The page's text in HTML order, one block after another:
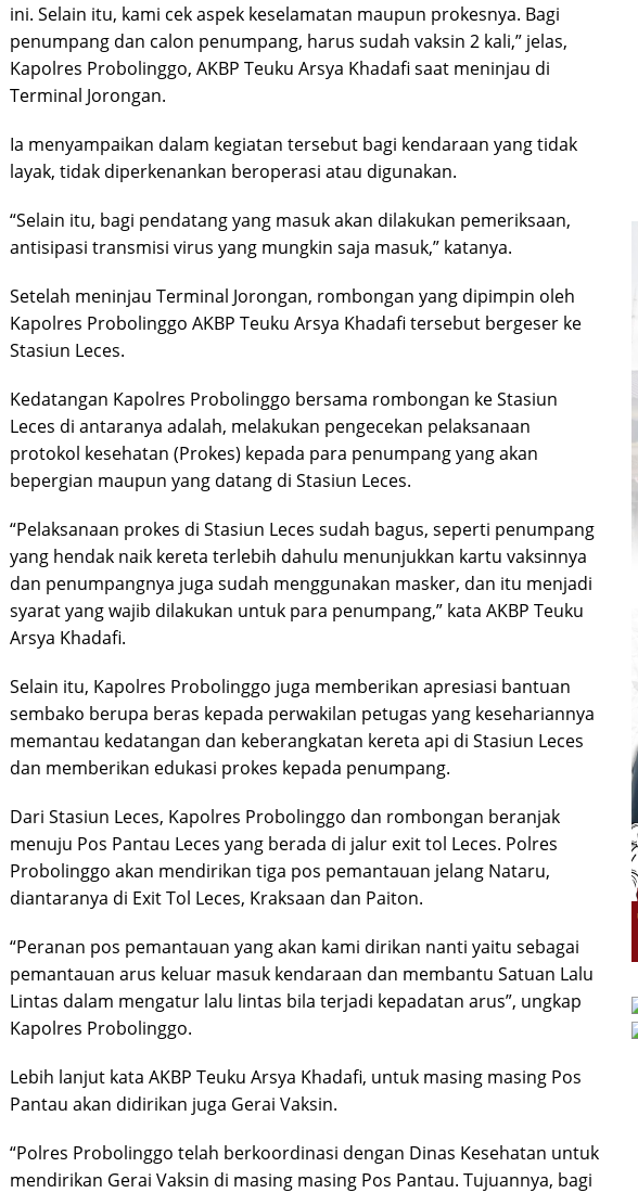
ini. Selain itu, kami cek aspek keselamatan maupun prokesnya. Bagi
penumpang dan calon penumpang, harus sudah vaksin 2 kali,” jelas,
Kapolres Probolinggo, AKBP Teuku Arsya Khadafi saat meninjau di
Terminal Jorongan.
Ia menyampaikan dalam kegiatan tersebut bagi kendaraan yang tidak
layak, tidak diperkenankan beroperasi atau digunakan.
“Selain itu, bagi pendatang yang masuk akan dilakukan pemeriksaan,
antisipasi transmisi virus yang mungkin saja masuk,” katanya.
Setelah meninjau Terminal Jorongan, rombongan yang dipimpin oleh
Kapolres Probolinggo AKBP Teuku Arsya Khadafi tersebut bergeser ke
Stasiun Leces.
Kedatangan Kapolres Probolinggo bersama rombongan ke Stasiun
Leces di antaranya adalah, melakukan pengecekan pelaksanaan
protokol kesehatan (Prokes) kepada para penumpang yang akan
bepergian maupun yang datang di Stasiun Leces.
“Pelaksanaan prokes di Stasiun Leces sudah bagus, seperti penumpang
yang hendak naik kereta terlebih dahulu menunjukkan kartu vaksinnya
dan penumpangnya juga sudah menggunakan masker, dan itu menjadi
syarat yang wajib dilakukan untuk para penumpang,” kata AKBP Teuku
Arsya Khadafi.
Selain itu, Kapolres Probolinggo juga memberikan apresiasi bantuan
sembako berupa beras kepada perwakilan petugas yang kesehariannya
memantau kedatangan dan keberangkatan kereta api di Stasiun Leces
dan memberikan edukasi prokes kepada penumpang.
Dari Stasiun Leces, Kapolres Probolinggo dan rombongan beranjak
menuju Pos Pantau Leces yang berada di jalur exit tol Leces. Polres
Probolinggo akan mendirikan tiga pos pemantauan jelang Nataru,
diantaranya di Exit Tol Leces, Kraksaan dan Paiton.
“Peranan pos pemantauan yang akan kami dirikan nanti yaitu sebagai
pemantauan arus keluar masuk kendaraan dan membantu Satuan Lalu
Lintas dalam mengatur lalu lintas bila terjadi kepadatan arus”, ungkap
Kapolres Probolinggo.
Lebih lanjut kata AKBP Teuku Arsya Khadafi, untuk masing masing Pos
Pantau akan didirikan juga Gerai Vaksin.
“Polres Probolinggo telah berkoordinasi dengan Dinas Kesehatan untuk
mendirikan Gerai Vaksin di masing masing Pos Pantau. Tujuannya, bagi